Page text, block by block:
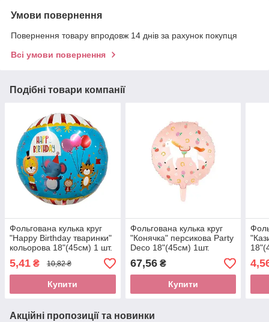
Умови повернення
Повернення товару впродовж 14 днів за рахунок покупця
Всі умови повернення
Подібні товари компанії
Фольгована кулька круг
"Happy Birthday тваринки"
кольорова 18"(45см) 1 шт.
5,41 ₴ 10,82 ₴
Купити
Фольгована кулька круг
"Конячка" персикова Party
Deco 18"(45см) 1шт.
67,56₴
Купити
Акційні пропозиції та новинки